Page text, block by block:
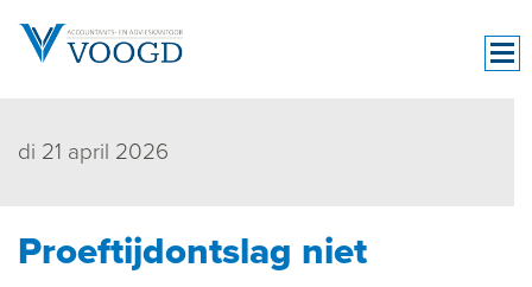
di 21 april 2026
Proeftijdontslag niet